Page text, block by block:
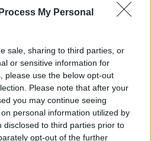
My Personal
sale, sharing to third parties, or
or sensitive information for
please use the below opt-out
Please note that after your
you may continue seeing
personal information utilized by
disclosed to third parties prior to
opt-out of the further